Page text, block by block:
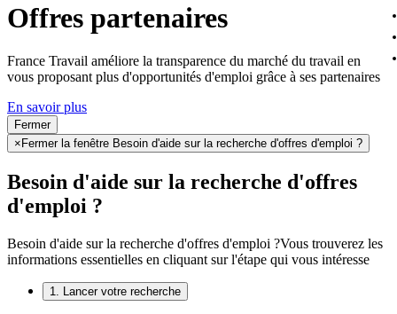
Offres partenaires
France Travail améliore la transparence du marché du travail en
vous proposant plus d'opportunités d'emploi grâce à ses partenaires
En savoir plus
Fermer
× Fermer la fenêtre Besoin d'aide sur la recherche d'offres d'emploi ?
Besoin d'aide sur la recherche d'offres
d'emploi ?
Besoin d'aide sur la recherche d'offres d'emploi ?Vous trouverez les
informations essentielles en cliquant sur l'étape qui vous intéresse
1. Lancer votre recherche